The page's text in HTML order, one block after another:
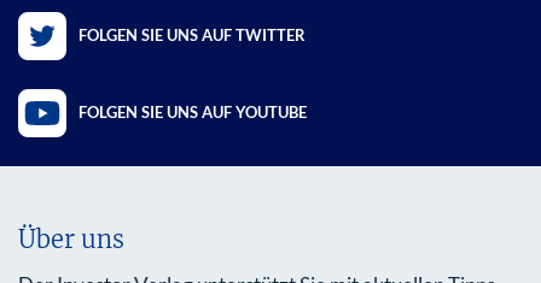
FOLGEN SIE UNS AUF TWITTER
FOLGEN SIE UNS AUF YOUTUBE
Über uns